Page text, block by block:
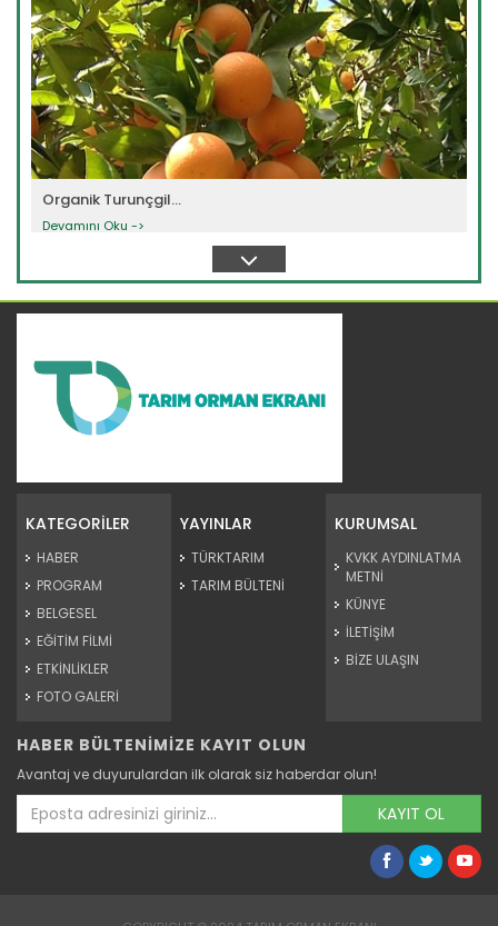
Organik Turunçgil...
Devamını Oku ->
Organik Tarım
Devamını Oku ->
KATEGORİLER
HABER
PROGRAM
BELGESEL
EĞİTİM FİLMİ
ETKİNLİKLER
FOTO GALERİ
YAYINLAR
TÜRKTARIM
TARIM BÜLTENİ
KURUMSAL
KVKK AYDINLATMA
METNİ
KÜNYE
İLETİŞİM
BİZE ULAŞIN
HABER BÜLTENİMİZE KAYIT OLUN
Avantaj ve duyurulardan ilk olarak siz haberdar olun!
KAYIT OL